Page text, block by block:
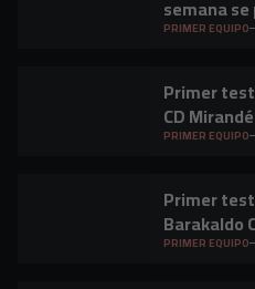
semana
PRIMER EQUIPO
Primer
CD
PRIMER EQUIPO
Primer
Barakaldo
PRIMER EQUIPO